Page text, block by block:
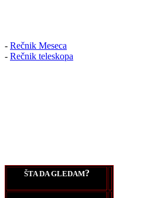
- Rečnik Meseca
- Rečnik teleskopa
ŠTA DA GLEDAM?